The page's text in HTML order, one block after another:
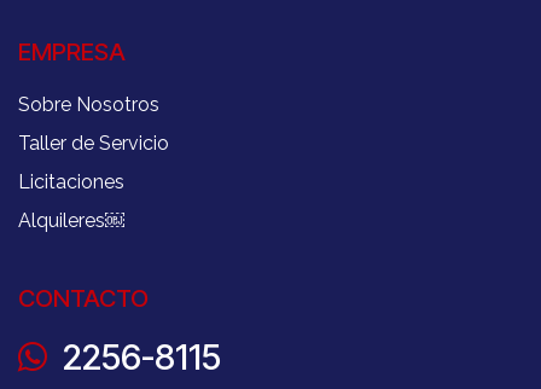
EMPRESA
Sobre Nosotros
Taller de Servicio
Licitaciones
Alquileres￼
CONTACTO
2256-8115